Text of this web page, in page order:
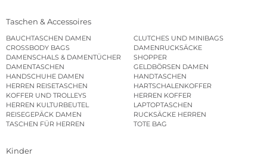
Taschen & Accessoires
BAUCHTASCHEN DAMEN
CLUTCHES UND MINIBAGS
CROSSBODY BAGS
DAMENRUCKSÄCKE
DAMENSCHALS & DAMENTÜCHER
SHOPPER
DAMENTASCHEN
GELDBÖRSEN DAMEN
HANDSCHUHE DAMEN
HANDTASCHEN
HERREN REISETASCHEN
HARTSCHALENKOFFER
KOFFER UND TROLLEYS
HERREN KOFFER
HERREN KULTURBEUTEL
LAPTOPTASCHEN
REISEGEPÄCK DAMEN
RUCKSÄCKE HERREN
TASCHEN FÜR HERREN
TOTE BAG
Kinder